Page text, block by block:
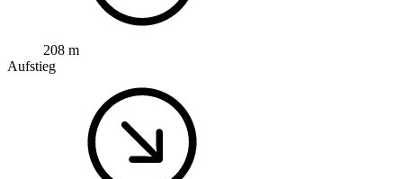
208 m
Aufstieg